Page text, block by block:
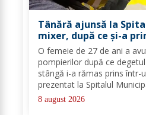
Tânără ajunsă la
mixer, după ce și-a
O femeie de 27 de ani a
pompierilor după ce
stângă i-a rămas prins într-
prezentat la Spitalul
aparatul electrocasnic, iar
intervenția salvatorilor.
8 august 2026